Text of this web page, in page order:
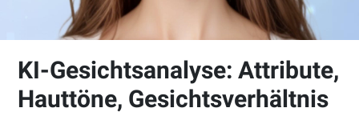
KI-Gesichtsanalyse: Attribute,
Hauttöne, Gesichtsverhältnis